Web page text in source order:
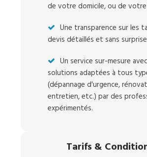
de votre domicile, ou de votre
Une transparence sur les
devis détaillés et sans
Un service sur-mesure
solutions adaptées à tous
(dépannage d'urgence,
entretien, etc.) par des
expérimentés.
Tarifs &